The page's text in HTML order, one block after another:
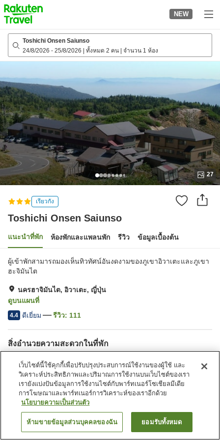
to
top
page
NEW
Toshichi Onsen Saiunso
24/8/2026 - 25/8/2026 ทั้งหมด 2 คน จำนวน 1 ห้อง
27
เรียวกัง
Toshichi Onsen Saiunso
แนะนำที่พัก ห้องพักและแพลนพัก รีวิว ข้อมูลเบื้องต้น
ผู้เข้าพักสามารถมองเห็นทิวทัศน์อันงดงามของภูเขาอิวาเตะและภูเขา
ฮะจิมันไต
นครฮาจิมันไต, อิวาเตะ, ญี่ปุ่น
ดูบนแผนที่
4.4 ดีเยี่ยม รีวิว: 111
สิ่งอำนวยความสะดวกในที่พัก
ร้านค้า
ห้องจัดเลี้ยง
หน้าแรก ญี่ปุ่น อิวาเตะ
นครฮาจิมันไต
Toshichi Onsen Saiunso
ค้นหาห้องพัก
เว็บไซต์นี้ใช้คุกกี้เพื่อปรับปรุงประสบการณ์ใช้งานของผู้ใช้ และ
วิเคราะห์ประสิทธิภาพและปริมาณการใช้งานบนเว็บไซต์ของเรา
เรายังแบ่งปันข้อมูลการใช้งานไซต์กับพาร์ทเนอร์โซเชียลมีเดีย
การโฆษณาและพาร์ทเนอร์การวิเคราะห์ของเราอีกด้วย
นโยบายความเป็นส่วนตัว
ห้ามขายข้อมูลส่วนบุคคลของฉัน ยอมรับทั้งหมด